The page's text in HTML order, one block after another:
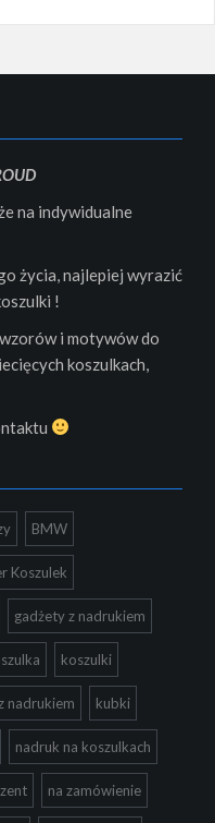
na indywidualne
życia, najlepiej wyrazić
!
i motywów do
koszulkach,
BMW
Koszulek
gadżety z nadrukiem
koszulki
nadrukiem kubki
nadruk na koszulkach
na zamówienie